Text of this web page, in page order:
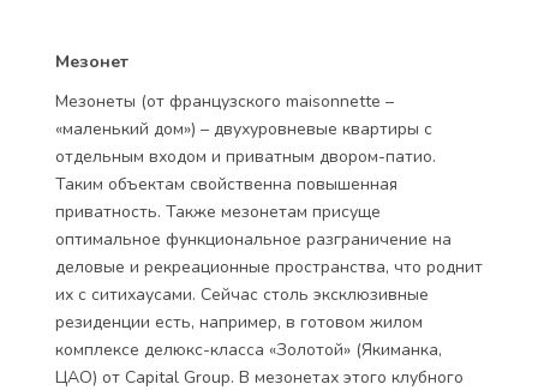
Мезонет
Мезонеты (от французского maisonnette –
«маленький дом») – двухуровневые квартиры с
отдельным входом и приватным двором-патио.
Таким объектам свойственна повышенная
приватность. Также мезонетам присуще
оптимальное функциональное разграничение на
деловые и рекреационные пространства, что роднит
их с ситихаусами. Сейчас столь эксклюзивные
резиденции есть, например, в готовом жилом
комплексе делюкс-класса «Золотой» (Якиманка,
ЦАО) от Capital Group. В мезонетах этого клубного